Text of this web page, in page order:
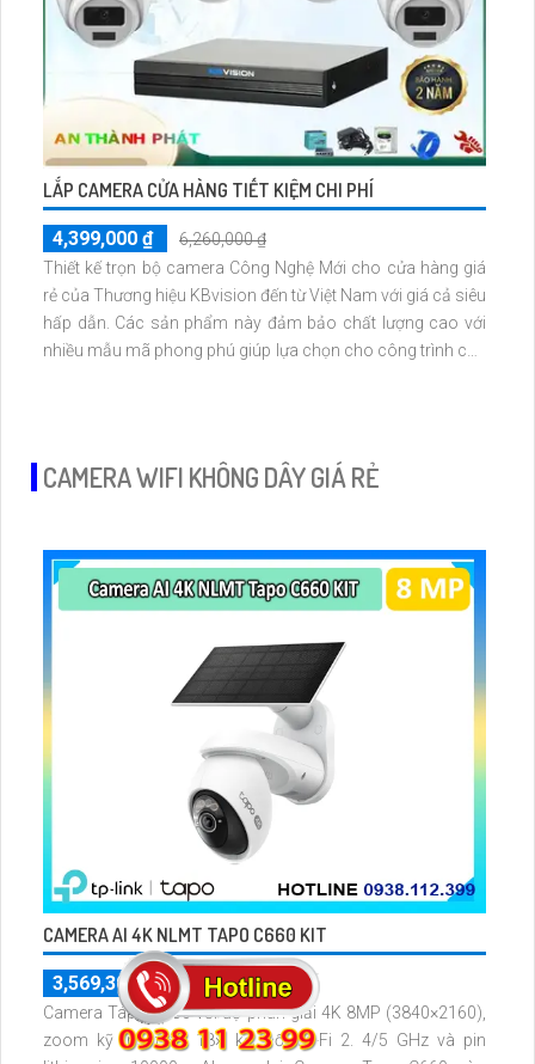
LẮP CAMERA CỬA HÀNG TIẾT KIỆM CHI PHÍ
4,399,000 ₫
6,260,000 ₫
Thiết kế trọn bộ camera Công Nghệ Mới cho cửa hàng giá
rẻ của Thương hiệu KBvision đến từ Việt Nam với giá cả siêu
hấp dẫn. Các sản phẩm này đảm bảo chất lượng cao với
nhiều mẫu mã phong phú giúp lựa chọn cho công trình của
CAMERA WIFI KHÔNG DÂY GIÁ RẺ
CAMERA AI 4K NLMT TAPO C660 KIT
3,569,300 ₫
5,099,000 ₫
Camera Tapo C660 với độ phân giải 4K 8MP (3840×2160),
zoom kỹ thuật số 18×, kết nối Wi-Fi 2. 4/5 GHz và pin